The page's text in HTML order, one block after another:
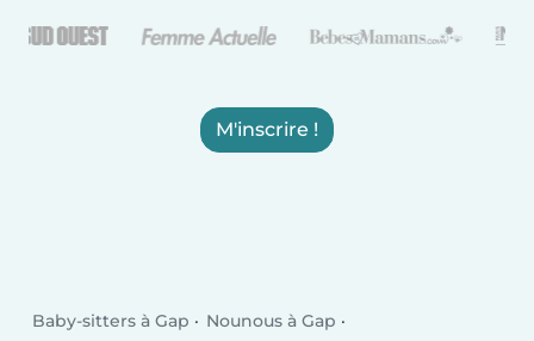
M'inscrire !
Baby-sitters à Gap
Nounous à Gap